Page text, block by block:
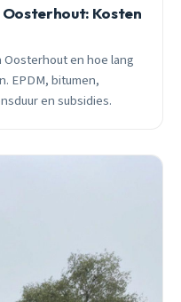
Kosten
en hoe lang
EPDM, bitumen,
en subsidies.